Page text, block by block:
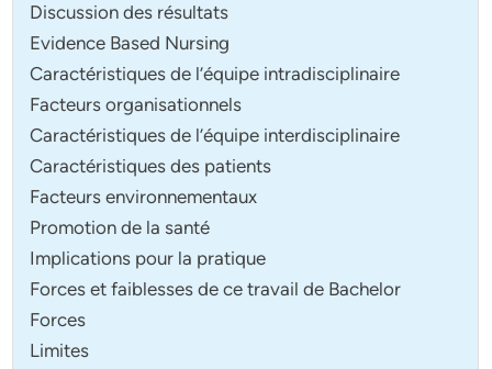
Discussion des résultats
Evidence Based Nursing
Caractéristiques de l’équipe intradisciplinaire
Facteurs organisationnels
Caractéristiques de l’équipe interdisciplinaire
Caractéristiques des patients
Facteurs environnementaux
Promotion de la santé
Implications pour la pratique
Forces et faiblesses de ce travail de Bachelor
Forces
Limites